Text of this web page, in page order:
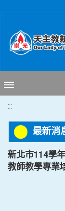
:::
最新消
新北市114學
教師教學專業